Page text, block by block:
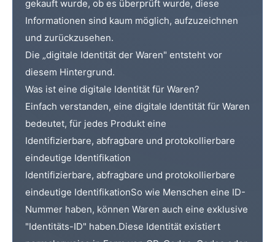
gekauft wurde, ob es überprüft wurde, diese
Informationen sind kaum möglich, aufzuzeichnen
und zurückzusehen.
Die „digitale Identität der Waren" entsteht vor
diesem Hintergrund.
Was ist eine digitale Identität für Waren?
Einfach verstanden, eine digitale Identität für Waren
bedeutet, für jedes Produkt eine
Identifizierbare, abfragbare und protokollierbare
eindeutige Identifikation
Identifizierbare, abfragbare und protokollierbare
eindeutige IdentifikationSo wie Menschen eine ID-
Nummer haben, können Waren auch eine exklusive
"Identitäts-ID" haben.Diese Identität existiert